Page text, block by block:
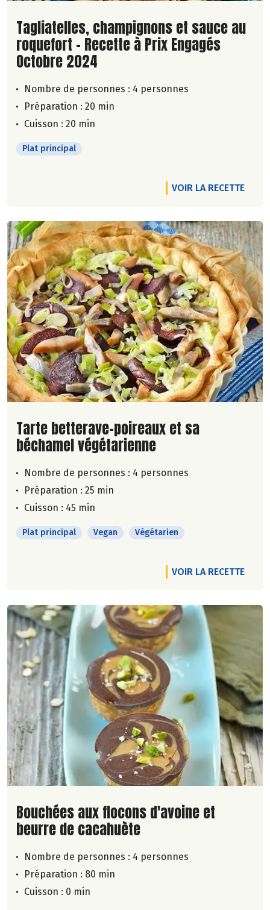
Lire la suite de la recette
Tagliatelles, champignons et sauce au
roquefort - Recette à Prix Engagés
Octobre 2024
Nombre de personnes : 4 personnes
Préparation : 20 min
Cuisson : 20 min
Plat principal
VOIR LA RECETTE
Lire la suite de la recette
Tarte betterave-poireaux et sa
béchamel végétarienne
Nombre de personnes : 4 personnes
Préparation : 25 min
Cuisson : 45 min
Plat principal Vegan Végétarien
VOIR LA RECETTE
Lire la suite de la recette
Bouchées aux flocons d'avoine et
beurre de cacahuète
Nombre de personnes : 4 personnes
Préparation : 80 min
Cuisson : 0 min